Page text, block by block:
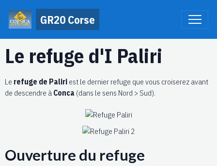
GR20 Corse
Le refuge d'I Paliri
Le refuge de Paliri est le dernier refuge que vous croiserez avant
de descendre à Conca (dans le sens Nord > Sud).
Ouverture du refuge